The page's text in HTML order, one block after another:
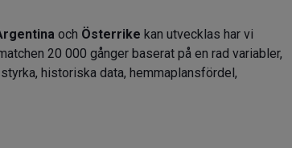
och Österrike kan utvecklas har vi
20 000 gånger baserat på en rad variabler,
historiska data, hemmaplansfördel,